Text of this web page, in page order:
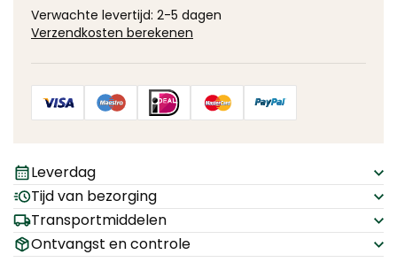
Verwachte levertijd: 2-5 dagen
Verzendkosten berekenen
Leverdag
Tijd van bezorging
Transportmiddelen
Ontvangst en controle